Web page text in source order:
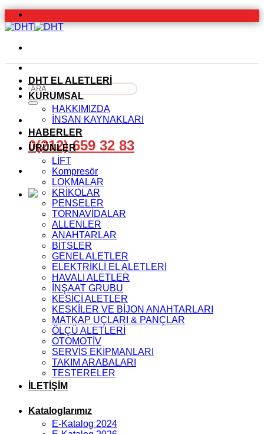
İçeriğe
atla
Ara:
0(212) 659 32 83
DHT EL ALETLERİ
KURUMSAL
HAKKIMIZDA
İNSAN KAYNAKLARI
HABERLER
ÜRÜNLER
LİFT
Kompresör
LOKMALAR
KRİKOLAR
PENSELER
TORNAVİDALAR
ALLENLER
ANAHTARLAR
BİTSLER
GENEL ALETLER
ELEKTRİKLİ EL ALETLERİ
HAVALI ALETLER
İNŞAAT GRUBU
KESİCİ ALETLER
KESKİLER VE BİJON ANAHTARLARI
MATKAP UÇLARI & PANÇLAR
ÖLÇÜ ALETLERİ
OTOMOTİV
SERVİS EKİPMANLARI
TAKIM ARABALARI
TESTERELER
İLETİŞİM
Kataloglarımız
E-Katalog 2024